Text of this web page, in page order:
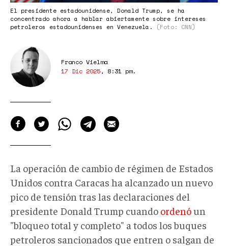
El presidente estadounidense, Donald Trump, se ha
concentrado ahora a hablar abiertamente sobre intereses
petroleros estadounidenses en Venezuela.
(Foto: CNN)
Franco Vielma
17 Dic 2025, 8:31 pm.
La operación de cambio de régimen de Estados
Unidos contra Caracas ha alcanzado un nuevo
pico de tensión tras las declaraciones del
presidente Donald Trump cuando ordenóun
"bloqueo total y completo" a todos los buques
petroleros sancionados que entren o salgan de